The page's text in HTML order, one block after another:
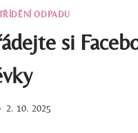
ODPADU
si
2. 10. 2025